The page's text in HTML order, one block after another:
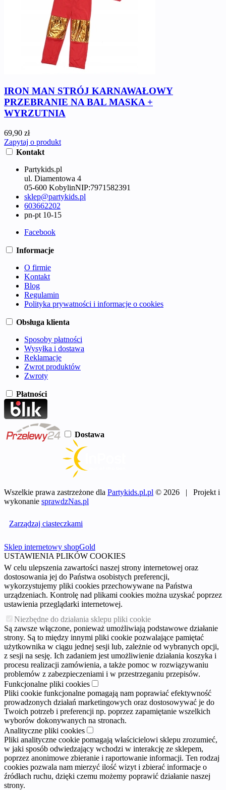
IRON MAN STRÓJ KARNAWAŁOWY
PRZEBRANIE NA BAL MASKA +
WYRZUTNIA
69,90 zł
Zapytaj o produkt
Kontakt
Partykids.pl
ul. Diamentowa 4
05-600 KobylinNIP:7971582391
sklep@partykids.pl
603662202
pn-pt 10-15
Facebook
Informacje
O firmie
Kontakt
Blog
Regulamin
Polityka prywatności i informacje o cookies
Obsługa klienta
Sposoby płatności
Wysyłka i dostawa
Reklamacje
Zwrot produktów
Zwroty
Płatności
Dostawa
Wszelkie prawa zastrzeżone dla Partykids.pl.pl © 2026 | Projekt i
wykonanie sprawdzNas.pl
Zarządzaj ciasteczkami
Sklep internetowy shopGold
USTAWIENIA PLIKÓW COOKIES
W celu ulepszenia zawartości naszej strony internetowej oraz
dostosowania jej do Państwa osobistych preferencji,
wykorzystujemy pliki cookies przechowywane na Państwa
urządzeniach. Kontrolę nad plikami cookies można uzyskać poprzez
ustawienia przeglądarki internetowej.
Niezbędne do działania sklepu pliki cookie
Są zawsze włączone, ponieważ umożliwiają podstawowe działanie
strony. Są to między innymi pliki cookie pozwalające pamiętać
użytkownika w ciągu jednej sesji lub, zależnie od wybranych opcji,
z sesji na sesję. Ich zadaniem jest umożliwienie działania koszyka i
procesu realizacji zamówienia, a także pomoc w rozwiązywaniu
problemów z zabezpieczeniami i w przestrzeganiu przepisów.
Funkcjonalne pliki cookies
Pliki cookie funkcjonalne pomagają nam poprawiać efektywność
prowadzonych działań marketingowych oraz dostosowywać je do
Twoich potrzeb i preferencji np. poprzez zapamiętanie wszelkich
wyborów dokonywanych na stronach.
Analityczne pliki cookies
Pliki analityczne cookie pomagają właścicielowi sklepu zrozumieć,
w jaki sposób odwiedzający wchodzi w interakcję ze sklepem,
poprzez anonimowe zbieranie i raportowanie informacji. Ten rodzaj
cookies pozwala nam mierzyć ilość wizyt i zbierać informacje o
źródłach ruchu, dzięki czemu możemy poprawić działanie naszej
strony.